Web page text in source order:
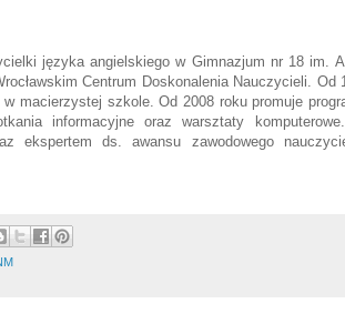
języka angielskiego w Gimnazjum nr 18 im.
Centrum Doskonalenia Nauczycieli. Od
macierzystej szkole. Od 2008 roku promuje
informacyjne oraz warsztaty
ekspertem ds. awansu zawodowego